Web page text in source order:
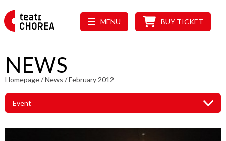
MENU BUY TICKET
NEWS
Homepage/News /February 2012
Event